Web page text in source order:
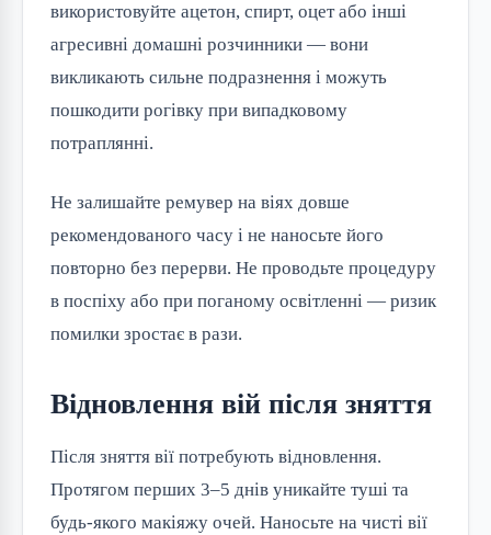
використовуйте ацетон, спирт, оцет або інші
агресивні домашні розчинники — вони
викликають сильне подразнення і можуть
пошкодити рогівку при випадковому
потраплянні.
Не залишайте ремувер на віях довше
рекомендованого часу і не наносьте його
повторно без перерви. Не проводьте процедуру
в поспіху або при поганому освітленні — ризик
помилки зростає в рази.
Відновлення вій після зняття
Після зняття вії потребують відновлення.
Протягом перших 3–5 днів уникайте туші та
будь-якого макіяжу очей. Наносьте на чисті вії